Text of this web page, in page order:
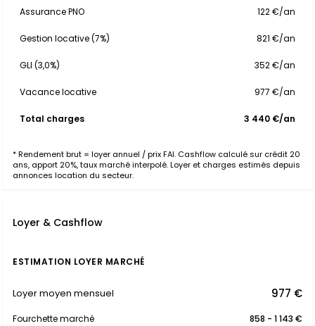
Assurance PNO 122 €/an
Gestion locative (7%) 821 €/an
GLI (3,0%) 352 €/an
Vacance locative 977 €/an
Total charges 3 440 €/an
* Rendement brut = loyer annuel / prix FAI. Cashflow calculé sur crédit 20
ans, apport 20%, taux marché interpolé. Loyer et charges estimés depuis
annonces location du secteur.
Loyer & Cashflow
ESTIMATION LOYER MARCHÉ
Loyer moyen mensuel 977 €
Fourchette marché 858 - 1 143 €